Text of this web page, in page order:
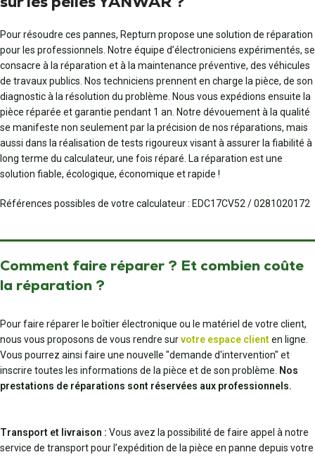
Pour résoudre ces pannes, Repturn propose une solution de réparation
pour les professionnels. Notre équipe d’électroniciens expérimentés, se
consacre à la réparation et à la maintenance préventive, des véhicules
de travaux publics. Nos techniciens prennent en charge la pièce, de son
diagnostic à la résolution du problème. Nous vous expédions ensuite la
pièce réparée et garantie pendant 1 an. Notre dévouement à la qualité
se manifeste non seulement par la précision de nos réparations, mais
aussi dans la réalisation de tests rigoureux visant à assurer la fiabilité à
long terme du calculateur, une fois réparé. La réparation est une
solution fiable, écologique, économique et rapide !
Références possibles de votre calculateur : EDC17CV52 / 0281020172
Comment faire réparer ? Et combien coûte
la réparation ?
Pour faire réparer le boîtier électronique ou le matériel de votre client,
nous vous proposons de vous rendre survotre espace clienten ligne.
Vous pourrez ainsi faire une nouvelle "demande d'intervention" et
inscrire toutes les informations de la pièce et de son problème. Nos
prestations de réparations sont réservées aux professionnels.
Transport et livraison : Vous avez la possibilité de faire appel à notre
service de transport pour l’expédition de la pièce en panne depuis votre